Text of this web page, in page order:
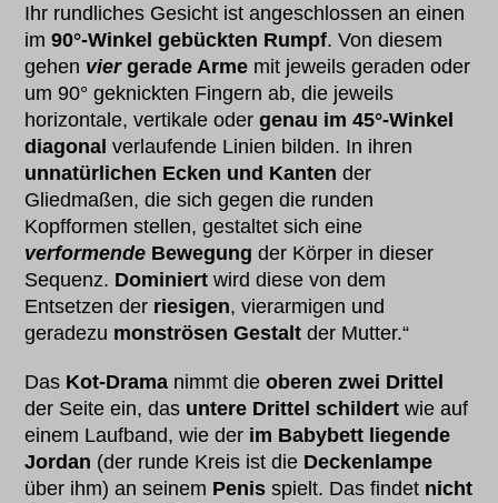
Ihr rundliches Gesicht ist angeschlossen an einen
im90°-Winkel gebückten Rumpf. Von diesem
gehen viergerade Arme mit jeweils geraden oder
um 90° geknickten Fingern ab, die jeweils
horizontale, vertikale odergenau im 45°-Winkel
diagonal verlaufende Linien bilden. In ihren
unnatürlichen Ecken und Kantender
Gliedmaßen, die sich gegen die runden
Kopfformen stellen, gestaltet sich eine
verformende Bewegung der Körper in dieser
Sequenz. Dominiert wird diese von dem
Entsetzen der riesigen, vierarmigen und
geradezu monströsen Gestaltder Mutter.“
Das Kot-Drama nimmt dieoberen zwei Drittel
der Seite ein, das untere Drittel schildert wie auf
einem Laufband, wie der im Babybett liegende
Jordan (der runde Kreis ist die Deckenlampe
über ihm) an seinem Penis spielt. Das findet nicht